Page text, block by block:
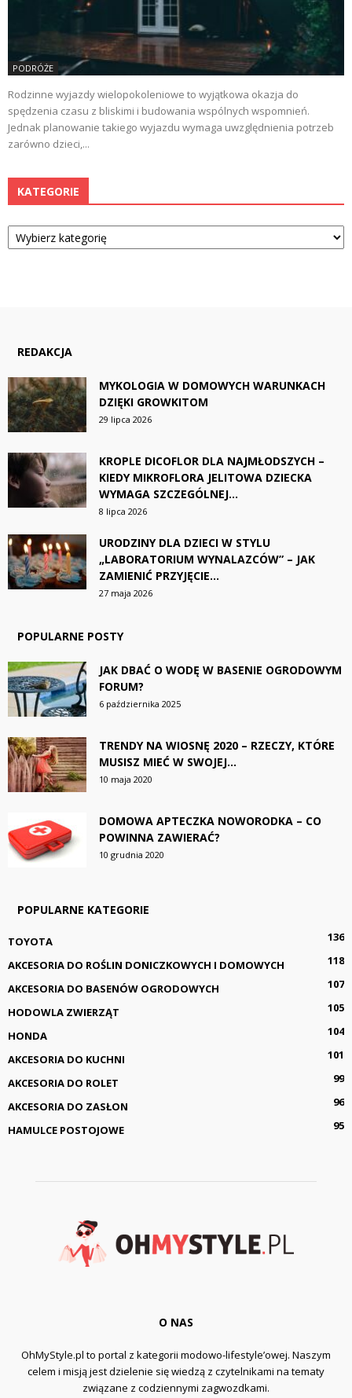
PODRÓŻE
Rodzinne wyjazdy wielopokoleniowe to wyjątkowa okazja do
spędzenia czasu z bliskimi i budowania wspólnych wspomnień.
Jednak planowanie takiego wyjazdu wymaga uwzględnienia potrzeb
zarówno dzieci,...
KATEGORIE
Kategorie
REDAKCJA
MYKOLOGIA W DOMOWYCH WARUNKACH
DZIĘKI GROWKITOM
29 lipca 2026
KROPLE DICOFLOR DLA NAJMŁODSZYCH –
KIEDY MIKROFLORA JELITOWA DZIECKA
WYMAGA SZCZEGÓLNEJ...
8 lipca 2026
URODZINY DLA DZIECI W STYLU
„LABORATORIUM WYNALAZCÓW” – JAK
ZAMIENIĆ PRZYJĘCIE...
27 maja 2026
POPULARNE POSTY
JAK DBAĆ O WODĘ W BASENIE OGRODOWYM
FORUM?
6 października 2025
TRENDY NA WIOSNĘ 2020 – RZECZY, KTÓRE
MUSISZ MIEĆ W SWOJEJ...
10 maja 2020
DOMOWA APTECZKA NOWORODKA – CO
POWINNA ZAWIERAĆ?
10 grudnia 2020
POPULARNE KATEGORIE
TOYOTA
136
AKCESORIA DO ROŚLIN DONICZKOWYCH I DOMOWYCH
118
AKCESORIA DO BASENÓW OGRODOWYCH
107
HODOWLA ZWIERZĄT
105
HONDA
104
AKCESORIA DO KUCHNI
101
AKCESORIA DO ROLET
99
AKCESORIA DO ZASŁON
96
HAMULCE POSTOJOWE
95
O NAS
OhMyStyle.pl to portal z kategorii modowo-lifestyle’owej. Naszym
celem i misją jest dzielenie się wiedzą z czytelnikami na tematy
związane z codziennymi zagwozdkami.